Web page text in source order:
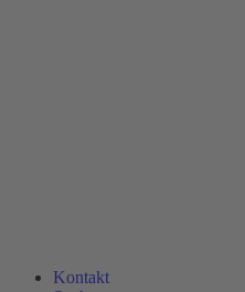
Kontakt